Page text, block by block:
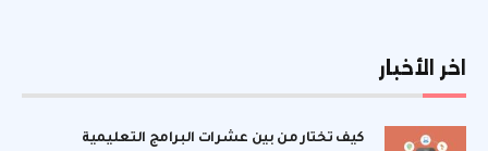
اخر الأخبار
كيف تختار من بين عشرات البرامج التعليمية